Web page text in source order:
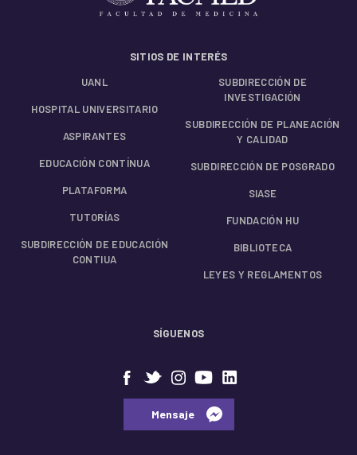
SITIOS DE INTERÉS
UANL
HOSPITAL UNIVERSITARIO
ASPIRANTES
EDUCACIÓN CONTÍNUA
PLATAFORMA
TUTORÍAS
SUBDIRECCIÓN DE EDUCACIÓN
CONTIUA
SUBDIRECCIÓN DE
INVESTIGACIÓN
SUBDIRECCIÓN DE PLANEACIÓN
Y CALIDAD
SUBDIRECCIÓN DE POSGRADO
SIASE
FUNDACIÓN HU
BIBLIOTECA
LEYES Y REGLAMENTOS
SÍGUENOS
⠀⠀Mensaje⠀